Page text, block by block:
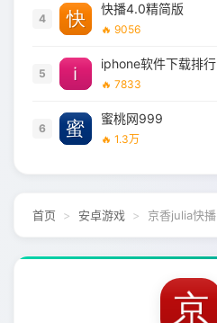
4
快播4.0精简版
🔥 9056
5
iphone软件下载排行
🔥 7833
6
蜜桃网999
🔥 1.3万
首页 安卓游戏 京香julia快播